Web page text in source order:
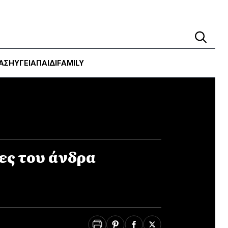
ΥΓΕΊΑΠΑΙΔΙFAMILY
του άνδρα